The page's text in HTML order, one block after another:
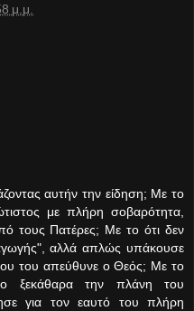
μ.μ.
αυτήν την είδηση; Με το
με πλήρη σοβαρότητα,
τους Πατέρες; Με το ότι δεν
αλλά απλώς υπάκουσε
του απεύθυνε ο Θεός; Με το
ξεκάθαρα την πλάνη του
για τον εαυτό του πλήρη